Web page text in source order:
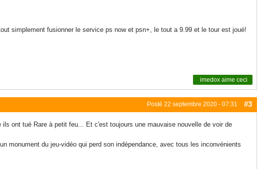
simplement fusionner le service ps now et psn+, le tout a 9.99 et le tour est joué!
imedox aime ceci
Posté 22 septembre 2020 - 07:31 #3
ont tué Rare à petit feu... Et c'est toujours une mauvaise nouvelle de voir de
monument du jeu-vidéo qui perd son indépendance, avec tous les inconvénients